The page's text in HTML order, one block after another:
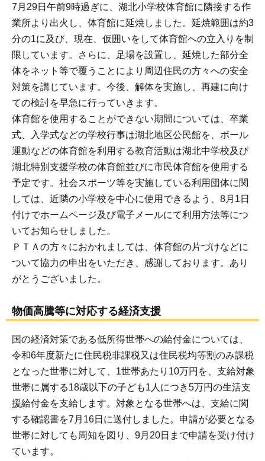
7月29日午前9時過ぎに、湖北小学校体育館に隣接する作
業所より出火し、体育館に延焼しました。延焼範囲は約3
分の1に及び、現在、仮囲いをして体育館への立入りを制
限しています。さらに、足場を設置し、延焼した部分全
体をネット等で覆うことにより周辺住民の方々への安全
対策を講じています。今後、解体を実施し、再建に向け
ての検討を早急に行っていきます。
体育館を使用することができない期間については、卒業
式、入学式などの学校行事は湖北地区公民館を、ボール
運動などの体育館を利用する教育活動は湖北中学校及び
湖北特別支援学校の体育館並びに市民体育館を使用する
予定です。社会スポーツ等を実施している利用団体に関
しては、近隣の小学校を中心に使用できるよう、8月1日
付けでホームページ及び電子メールにて利用方法等につ
いてお知らせしました。
ＰＴＡの方々におかれましては、体育館の片づけなどに
ついて協力の申出をいただき、感謝しております。あり
がとうございました。
物価高騰等に対応する経済支援
国の経済対策である低所得世帯への給付金については、
令和6年度新たに住民税非課税又は住民税均等割のみ課税
となった世帯に対して、1世帯あたり10万円を、支給対象
世帯に属する18歳以下の子ども1人につき5万円の生活支
援給付金を支給します。対象となる世帯へは、支給に関
する確認書を7月16日に送付しました。申請が必要となる
世帯に対しても周知を図り、9月20日まで申請を受け付け
ています。